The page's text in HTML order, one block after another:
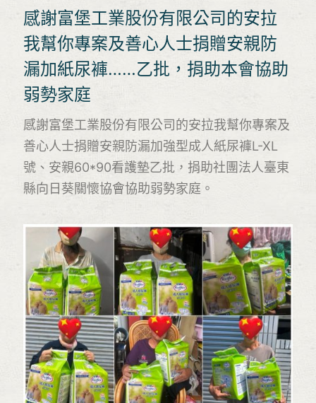
感謝富堡工業股份有限公司的安拉
我幫你專案及善心人士捐贈安親防
漏加紙尿褲……乙批，捐助本會協助
弱勢家庭
感謝富堡工業股份有限公司的安拉我幫你專案及
善心人士捐贈安親防漏加強型成人紙尿褲L-XL
號、安親60*90看護墊乙批，捐助社團法人臺東
縣向日葵關懷協會協助弱勢家庭。